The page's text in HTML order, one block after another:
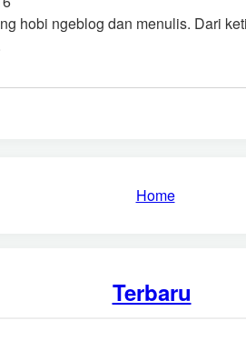
hobi ngeblog dan menulis. Dari
Home
Terbaru